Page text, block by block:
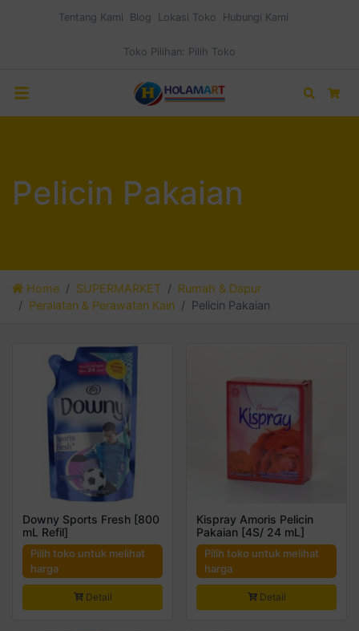
Tentang Kami Blog Lokasi Toko Hubungi Kami
Toko Pilihan: Pilih Toko
Search
Pelicin Pakaian
Home SUPERMARKET
Rumah & Dapur
Peralatan & Perawatan Kain
Pelicin Pakaian
Downy Sports Fresh [800
mL Refil]
Pilih toko untuk melihat
harga
Detail
Kispray Amoris Pelicin
Pakaian [4S/ 24 mL]
Pilih toko untuk melihat
harga
Detail